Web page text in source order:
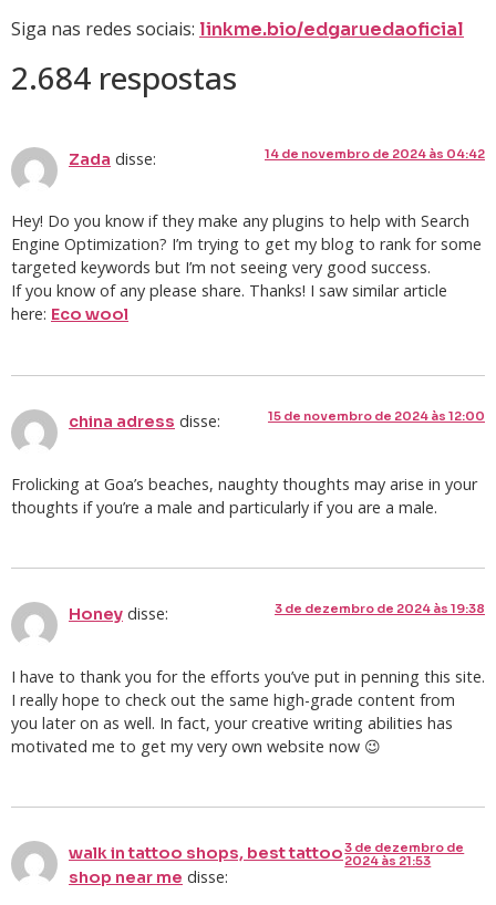
Siga nas redes sociais: linkme.bio/edgaruedaoficial
2.684 respostas
Zada disse: 14 de novembro de 2024 às 04:42
Hey! Do you know if they make any plugins to help with Search
Engine Optimization? I’m trying to get my blog to rank for some
targeted keywords but I’m not seeing very good success.
If you know of any please share. Thanks! I saw similar article
here: Eco wool
china adress disse: 15 de novembro de 2024 às 12:00
Frolicking at Goa’s beaches, naughty thoughts may arise in your
thoughts if you’re a male and particularly if you are a male.
Honey disse: 3 de dezembro de 2024 às 19:38
I have to thank you for the efforts you’ve put in penning this site.
I really hope to check out the same high-grade content from
you later on as well. In fact, your creative writing abilities has
motivated me to get my very own website now 😉
walk in tattoo shops, best tattoo
shop near me disse:
3 de dezembro de
2024 às 21:53